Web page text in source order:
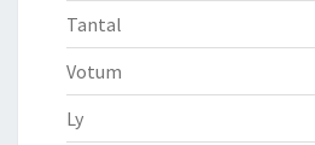
Tantal
Votum
Ly